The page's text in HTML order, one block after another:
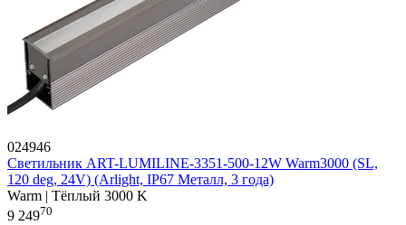
024946
Светильник ART-LUMILINE-3351-500-12W Warm3000 (SL,
120 deg, 24V) (Arlight, IP67 Металл, 3 года)
Warm | Тёплый 3000 K
9 24970